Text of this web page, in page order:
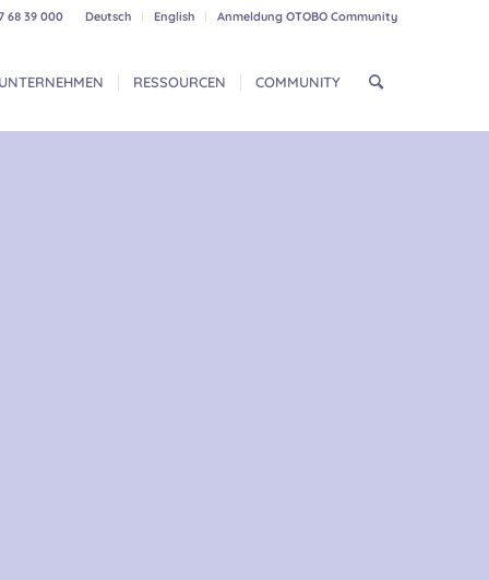
Deutsch English Anmeldung OTOBO Community
68 39 000
RESSOURCEN COMMUNITY